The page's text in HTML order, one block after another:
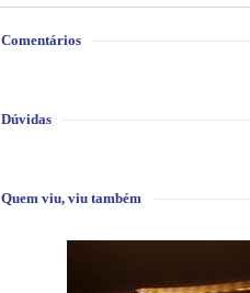
Comentários
Dúvidas
Quem viu, viu também